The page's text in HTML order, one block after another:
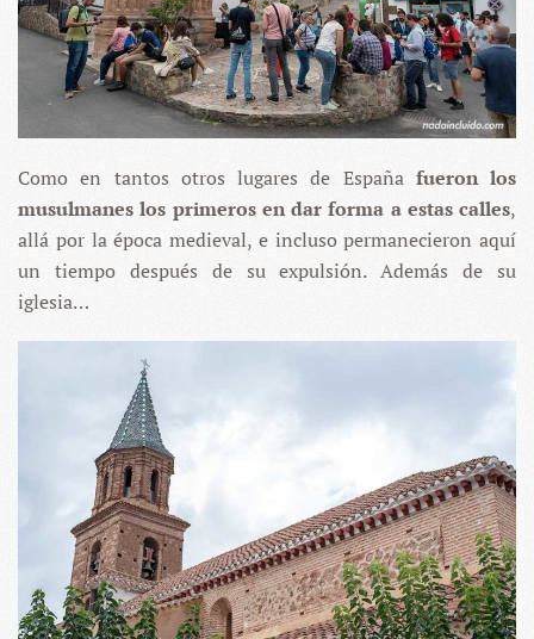
Como en tantos otros lugares de España fueron los
musulmanes los primeros en dar forma a estas calles,
allá por la época medieval, e incluso permanecieron aquí
un tiempo después de su expulsión. Además de su
iglesia…